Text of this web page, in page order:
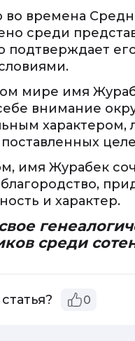
во времена
среди
подтверждает
мире имя
внимание
характером,
имя Журабек
и характер.
среди
0